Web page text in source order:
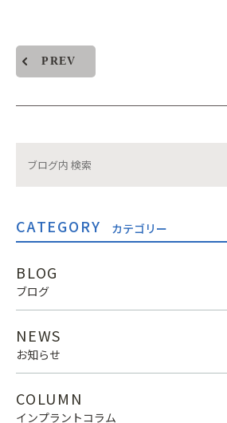
PREV
CATEGORY カテゴリー
BLOG
ブログ
NEWS
お知らせ
COLUMN
インプラントコラム